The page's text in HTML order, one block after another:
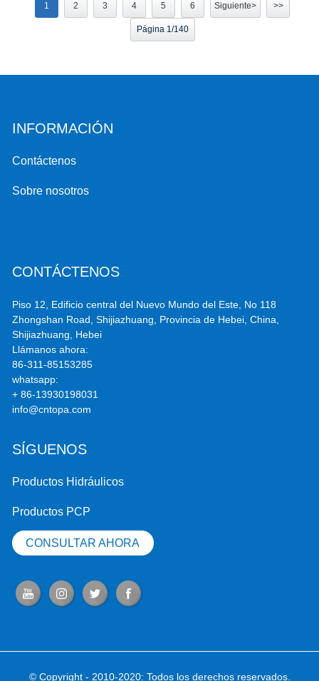
1 2 3 4 5 6 Siguiente> >>
Página 1/140
INFORMACIÓN
Contáctenos
Sobre nosotros
CONTÁCTENOS
Piso 12, Edificio central del Nuevo Mundo del Este, No 118
Zhongshan Road, Shijiazhuang, Provincia de Hebei, China,
Shijiazhuang, Hebei
Llámanos ahora:
86-311-85153285
whatsapp:
+ 86-13930198031
info@cntopa.com
SÍGUENOS
Productos Hidráulicos
Productos PCP
CONSULTAR AHORA
© Copyright - 2010-2020: Todos los derechos reservados.